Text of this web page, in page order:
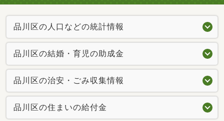
品川区の人口などの統計情報
品川区の結婚・育児の助成金
品川区の治安・ごみ収集情報
品川区の住まいの給付金